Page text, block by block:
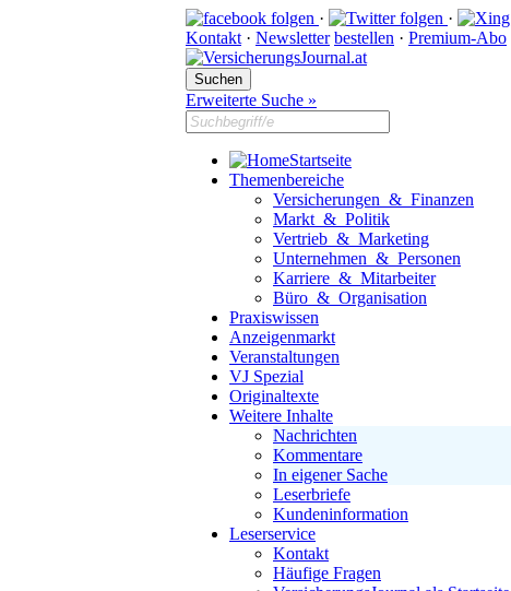
· ·
Kontakt · Newsletter bestellen · Premium-Abo
Erweiterte Suche »
Startseite
Themenbereiche
Versicherungen & Finanzen
Markt & Politik
Vertrieb & Marketing
Unternehmen & Personen
Karriere & Mitarbeiter
Büro & Organisation
Praxiswissen
Anzeigenmarkt
Veranstaltungen
VJ Spezial
Originaltexte
Weitere Inhalte
Nachrichten
Kommentare
In eigener Sache
Leserbriefe
Kundeninformation
Leserservice
Kontakt
Häufige Fragen